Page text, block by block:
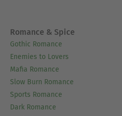
Romance & Spice
Gothic Romance
Enemies to Lovers
Mafia Romance
Slow Burn Romance
Sports Romance
Dark Romance